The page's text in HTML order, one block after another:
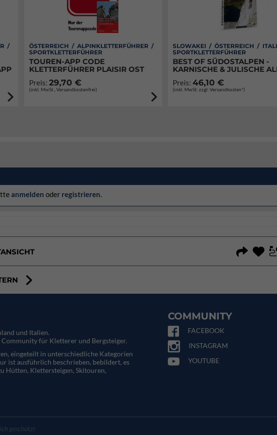
/
ÖSTERREICH / ALPINKLETTERFÜHRER /
SPORTKLETTERFÜHRER
TOUREN-APP CODE
KLETTERFÜHRER PLAISIR OST
Preis: 29,70 €
(inkl. MwSt., Versandkostenfrei)
SLOWAKEI / ÖSTERREICH /
SPORTKLETTERFÜHRER
BEST OF SÜDOSTALPEN -
KARNISCHE & JULISCHE
Preis:46,10 €
(inkl. MwSt. zzgl. Versandkosten*)
anmelden oder registrieren.
und Italien.
für Kletterer und Bergsteiger.
eingeteilt in unterschiedliche Kategorien
ist ausführlich beschrieben, bebildert, es
Hütten, Klettersteigen, Skitouren,
COMMUNITY
FACEBOOK
INSTAGRAM
YOUTUBE
geschützt